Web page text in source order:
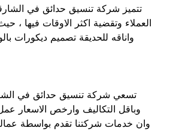
تتميز شركة تنسيق حدائق في
العملاء وتقضية اكثر الاوقات فيها
واناقه للحديقة تصميم ديكورات
تسعي شركة تنسيق حدائق في
وباقل التكاليف وارخص الاسعار
وان خدمات شركتنا تقدم بواسطة